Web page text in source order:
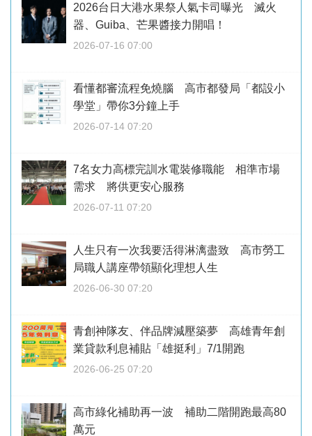
2026台日大港水果祭人氣卡司曝光 滅火
器、Guiba、芒果醬接力開唱！
2026-07-16 07:00
看懂都審流程免燒腦 高市都發局「都設小
學堂」帶你3分鐘上手
2026-07-14 07:20
7名女力高標完訓水電裝修職能 相準市場
需求 將供更安心服務
2026-07-11 07:20
人生只有一次我要活得淋漓盡致 高市勞工
局職人講座帶領顯化理想人生
2026-06-30 07:20
青創神隊友、伴品牌減壓築夢 高雄青年創
業貸款利息補貼「雄挺利」7/1開跑
2026-06-25 07:20
高市綠化補助再一波 補助二階開跑最高80
萬元